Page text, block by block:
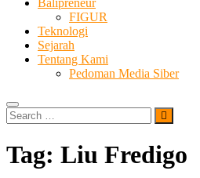
Balipreneur
FIGUR
Teknologi
Sejarah
Tentang Kami
Pedoman Media Siber
Search
…
Tag: Liu Fredigo